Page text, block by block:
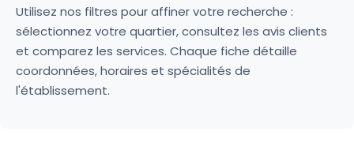
Utilisez nos filtres pour affiner votre recherche :
sélectionnez votre quartier, consultez les avis clients
et comparez les services. Chaque fiche détaille
coordonnées, horaires et spécialités de
l'établissement.